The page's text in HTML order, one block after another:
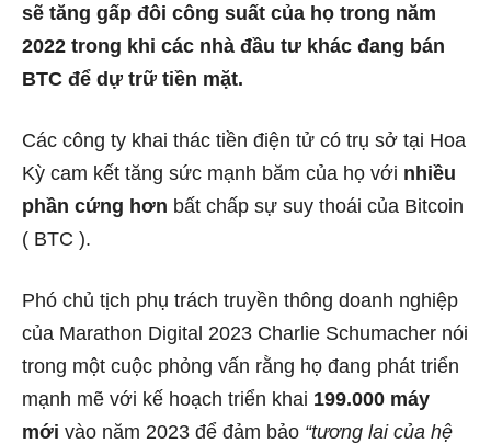
​​sẽ tăng gấp đôi công suất của họ trong năm
2022 trong khi các nhà đầu tư khác đang bán
BTC để dự trữ tiền mặt.
Các công ty khai thác tiền điện tử có trụ sở tại Hoa
Kỳ cam kết tăng sức mạnh băm của họ với nhiều
phần cứng hơn bất chấp sự suy thoái của Bitcoin
( BTC ).
Phó chủ tịch phụ trách truyền thông doanh nghiệp
của Marathon Digital 2023 Charlie Schumacher nói
trong một cuộc phỏng vấn rằng họ đang phát triển
mạnh mẽ với kế hoạch triển khai 199.000 máy
mới vào năm 2023 để đảm bảo “tương lai của hệ